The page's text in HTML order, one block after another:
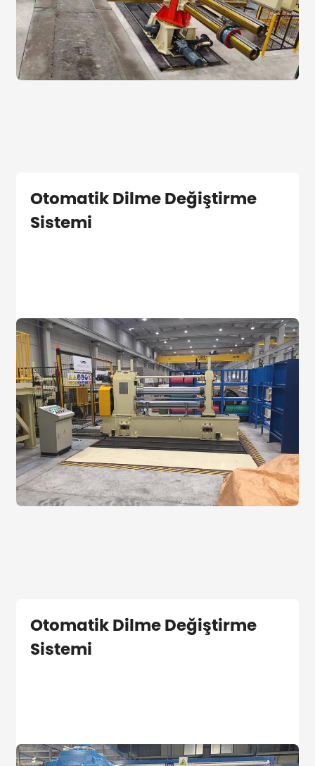
Otomatik Dilme Değiştirme
Sistemi
Otomatik Dilme Değiştirme
Sistemi